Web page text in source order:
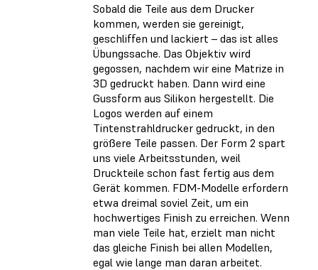
Sobald die Teile aus dem Drucker
kommen, werden sie gereinigt,
geschliffen und lackiert – das ist alles
Übungssache. Das Objektiv wird
gegossen, nachdem wir eine Matrize in
3D gedruckt haben. Dann wird eine
Gussform aus Silikon hergestellt. Die
Logos werden auf einem
Tintenstrahldrucker gedruckt, in den
größere Teile passen. Der Form 2 spart
uns viele Arbeitsstunden, weil
Druckteile schon fast fertig aus dem
Gerät kommen. FDM-Modelle erfordern
etwa dreimal soviel Zeit, um ein
hochwertiges Finish zu erreichen. Wenn
man viele Teile hat, erzielt man nicht
das gleiche Finish bei allen Modellen,
egal wie lange man daran arbeitet.